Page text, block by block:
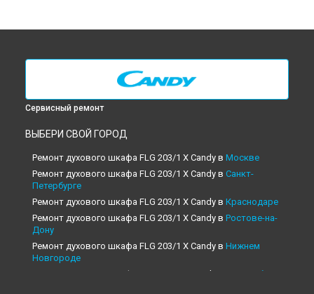
Сервисный ремонт
ВЫБЕРИ СВОЙ ГОРОД
Ремонт духового шкафа FLG 203/1 X Candy в Москве
Ремонт духового шкафа FLG 203/1 X Candy в Санкт-
Петербурге
Ремонт духового шкафа FLG 203/1 X Candy в Краснодаре
Ремонт духового шкафа FLG 203/1 X Candy в Ростове-на-
Дону
Ремонт духового шкафа FLG 203/1 X Candy в Нижнем
Новгороде
Ремонт духового шкафа FLG 203/1 X Candy в
Новосибирске